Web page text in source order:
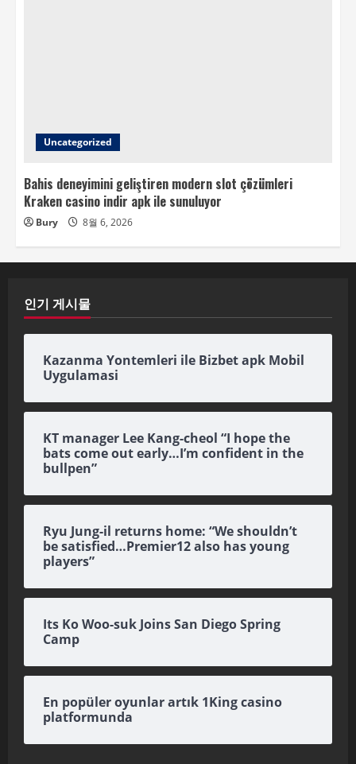
Uncategorized
Bahis deneyimini geliştiren modern slot çözümleri
Kraken casino indir apk ile sunuluyor
Bury 8월 6, 2026
인기 게시물
Kazanma Yontemleri ile Bizbet apk Mobil
Uygulamasi
KT manager Lee Kang-cheol “I hope the
bats come out early…I’m confident in the
bullpen”
Ryu Jung-il returns home: “We shouldn’t
be satisfied…Premier12 also has young
players”
Its Ko Woo-suk Joins San Diego Spring
Camp
En popüler oyunlar artık 1King casino
platformunda